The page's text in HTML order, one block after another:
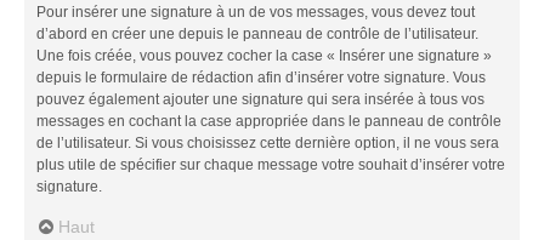
Pour insérer une signature à un de vos messages, vous devez tout
d’abord en créer une depuis le panneau de contrôle de l’utilisateur.
Une fois créée, vous pouvez cocher la case « Insérer une signature »
depuis le formulaire de rédaction afin d’insérer votre signature. Vous
pouvez également ajouter une signature qui sera insérée à tous vos
messages en cochant la case appropriée dans le panneau de contrôle
de l’utilisateur. Si vous choisissez cette dernière option, il ne vous sera
plus utile de spécifier sur chaque message votre souhait d’insérer votre
signature.
Haut